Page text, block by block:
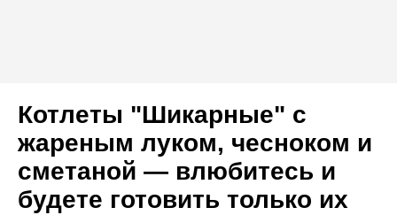
Котлеты "Шикарные" с
жареным луком, чесноком и
сметаной — влюбитесь и
будете готовить только их